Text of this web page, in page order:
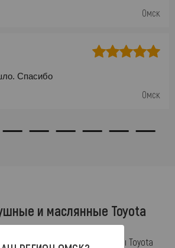
Омск
Спасибо
Омск
и маслянные Toyota
салонные и воздушные фильтры Toyota